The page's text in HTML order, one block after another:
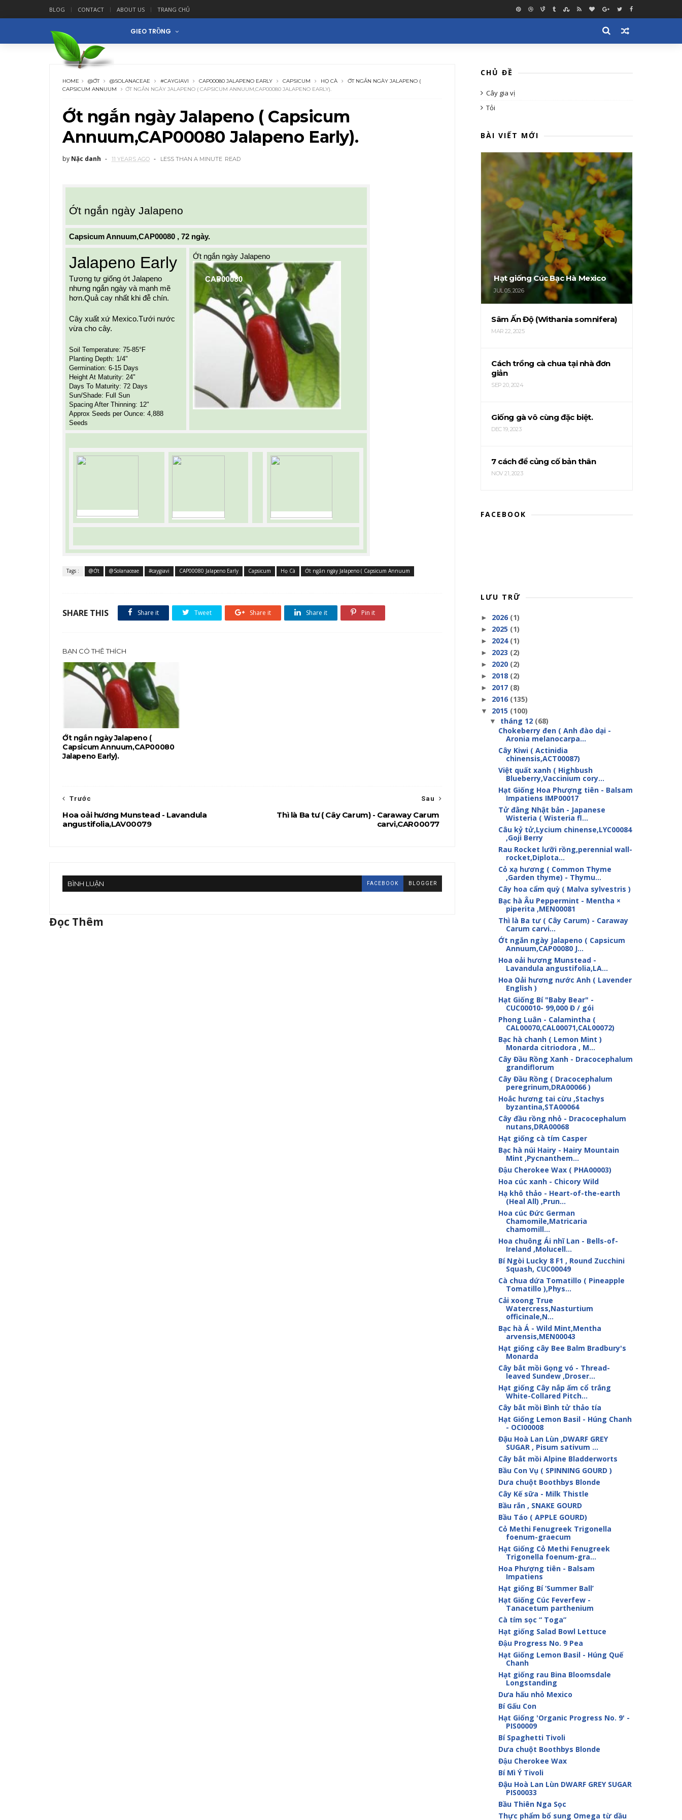
BLOG CONTACT ABOUT US TRANG CHỦ
GIEO TRỒNG
HOME @ỚT @SOLANACEAE #CAYGIAVI CAP00080 JALAPENO EARLY CAPSICUM HỌ CÀ
ỚT NGẮN NGÀY JALAPENO (
CAPSICUM ANNUUM
ỚT NGẮN NGÀY JALAPENO ( CAPSICUM ANNUUM,CAP00080 JALAPENO EARLY).
Ớt ngắn ngày Jalapeno ( Capsicum
Annuum,CAP00080 Jalapeno Early).
by Nặc danh 11 YEARS AGO LESS THAN A MINUTE READ
Ớt ngắn ngày Jalapeno
Capsicum Annuum,CAP00080 , 72 ngày.
Jalapeno Early
Tương tự giống ớt Jalapeno
nhưng ngắn ngày và mạnh mẽ
hơn.Quả cay nhất khi đễ chín.
Cây xuất xứ Mexico.Tưới nước
vừa cho cây.
Soil Temperature: 75-85°F
Planting Depth: 1/4"
Germination: 6-15 Days
Height At Maturity: 24"
Days To Maturity: 72 Days
Sun/Shade: Full Sun
Spacing After Thinning: 12"
Approx Seeds per Ounce: 4,888
Seeds
Ớt ngắn ngày Jalapeno
Tags : @Ớt @Solanaceae #caygiavi CAP00080 Jalapeno Early Capsicum Họ Cà Ớt ngắn ngày Jalapeno ( Capsicum Annuum
SHARE THIS Share it Tweet Share it Share it Pin it
BẠN CÓ THỂ THÍCH
Ớt ngắn ngày Jalapeno (
Capsicum Annuum,CAP00080
Jalapeno Early).
Sau
Thì là Ba tư ( Cây Carum) - Caraway Carum
carvi,CAR00077
Trước
Hoa oải hương Munstead - Lavandula
angustifolia,LAV00079
BÌNH LUẬN FACEBOOK BLOGGER
Đọc Thêm
CHỦ ĐỀ
Cây gia vị
Tỏi
BÀI VIẾT MỚI
Hạt giống Cúc Bạc Hà Mexico
JUL 05, 2026
Sâm Ấn Độ (Withania somnifera)
MAR 22, 2025
Cách trồng cà chua tại nhà đơn
giản
SEP 20, 2024
Giống gà vô cùng đặc biệt.
DEC 19, 2023
7 cách để củng cố bản thân
NOV 21, 2023
FACEBOOK
LƯU TRỮ
► 2026 (1)
► 2025 (1)
► 2024 (1)
► 2023 (2)
► 2020 (2)
► 2018 (2)
► 2017 (8)
► 2016 (135)
▼ 2015 (100)
▼ tháng 12 (68)
Chokeberry đen ( Anh đào dại -
Aronia melanocarpa...
Cây Kiwi ( Actinidia
chinensis,ACT00087)
Việt quất xanh ( Highbush
Blueberry,Vaccinium cory...
Hạt Giống Hoa Phượng tiên - Balsam
Impatiens IMP00017
Tử đằng Nhật bản - Japanese
Wisteria ( Wisteria fl...
Câu kỷ tử,Lycium chinense,LYC00084
,Goji Berry
Rau Rocket lưỡi rồng,perennial wall-
rocket,Diplota...
Cỏ xạ hương ( Common Thyme
,Garden thyme) - Thymu...
Cây hoa cẩm quỳ ( Malva sylvestris )
Bạc hà Âu Peppermint - Mentha ×
piperita ,MEN00081
Thì là Ba tư ( Cây Carum) - Caraway
Carum carvi...
Ớt ngắn ngày Jalapeno ( Capsicum
Annuum,CAP00080 J...
Hoa oải hương Munstead -
Lavandula angustifolia,LA...
Hoa Oải hương nước Anh ( Lavender
English )
Hạt Giống Bí "Baby Bear" -
CUC00010- 99,000 Đ / gói
Phong Luân - Calamintha (
CAL00070,CAL00071,CAL00072)
Bạc hà chanh ( Lemon Mint )
Monarda citriodora , M...
Cây Đầu Rồng Xanh - Dracocephalum
grandiflorum
Cây Đầu Rồng ( Dracocephalum
peregrinum,DRA00066 )
Hoắc hương tai cừu ,Stachys
byzantina,STA00064
Cây đầu rồng nhỏ - Dracocephalum
nutans,DRA00068
Hạt giống cà tím Casper
Bạc hà núi Hairy - Hairy Mountain
Mint ,Pycnanthem...
Đậu Cherokee Wax ( PHA00003)
Hoa cúc xanh - Chicory Wild
Hạ khô thảo - Heart-of-the-earth
(Heal All) ,Prun...
Hoa cúc Đức German
Chamomile,Matricaria
chamomill...
Hoa chuông Ái nhĩ Lan - Bells-of-
Ireland ,Molucell...
Bí Ngòi Lucky 8 F1 , Round Zucchini
Squash, CUC00049
Cà chua dứa Tomatillo ( Pineapple
Tomatillo ),Phys...
Cải xoong True
Watercress,Nasturtium
officinale,N...
Bạc hà Á - Wild Mint,Mentha
arvensis,MEN00043
Hạt giống cây Bee Balm Bradbury's
Monarda
Cây bắt mồi Gọng vó - Thread-
leaved Sundew ,Droser...
Hạt giống Cây nắp ấm cổ trắng
White-Collared Pitch...
Cây bắt mồi Bình tử thảo tía
Hạt Giống Lemon Basil - Húng Chanh
- OCI00008
Đậu Hoà Lan Lùn ,DWARF GREY
SUGAR , Pisum sativum ...
Cây bắt mồi Alpine Bladderworts
Bầu Con Vụ ( SPINNING GOURD )
Dưa chuột Boothbys Blonde
Cây Kế sữa - Milk Thistle
Bầu rắn , SNAKE GOURD
Bầu Táo ( APPLE GOURD)
Cỏ Methi Fenugreek Trigonella
foenum-graecum
Hạt Giống Cỏ Methi Fenugreek
Trigonella foenum-gra...
Hoa Phượng tiên - Balsam
Impatiens
Hạt giống Bí ‘Summer Ball’
Hạt Giống Cúc Feverfew -
Tanacetum parthenium
Cà tím sọc “ Toga”
Hạt giống Salad Bowl Lettuce
Đậu Progress No. 9 Pea
Hạt Giống Lemon Basil - Húng Quế
Chanh
Hạt giống rau Bina Bloomsdale
Longstanding
Dưa hấu nhỏ Mexico
Bí Gấu Con
Hạt Giống 'Organic Progress No. 9' -
PIS00009
Bí Spaghetti Tivoli
Dưa chuột Boothbys Blonde
Đậu Cherokee Wax
Bí Mì Ý Tivoli
Đậu Hoà Lan Lùn DWARF GREY SUGAR
PIS00033
Bầu Thiên Nga Sọc
Thực phẩm bổ sung Omega từ dầu